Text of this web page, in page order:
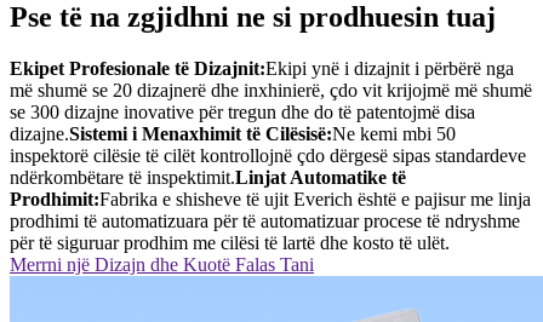
Pse të na zgjidhni ne si prodhuesin tuaj
Ekipet Profesionale të Dizajnit:Ekipi ynë i dizajnit i përbërë nga
më shumë se 20 dizajnerë dhe inxhinierë, çdo vit krijojmë më shumë
se 300 dizajne inovative për tregun dhe do të patentojmë disa
dizajne.Sistemi i Menaxhimit të Cilësisë:Ne kemi mbi 50
inspektorë cilësie të cilët kontrollojnë çdo dërgesë sipas standardeve
ndërkombëtare të inspektimit.Linjat Automatike të
Prodhimit:Fabrika e shisheve të ujit Everich është e pajisur me linja
prodhimi të automatizuara për të automatizuar procese të ndryshme
për të siguruar prodhim me cilësi të lartë dhe kosto të ulët.
Merrni një Dizajn dhe Kuotë Falas Tani